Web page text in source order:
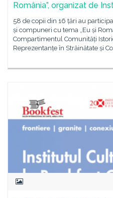
România”, organizat de
58 de copii din 16 țări au
și compuneri cu tema „Eu și
Compartimentul Comunități
Reprezentanțe în Străinătate și